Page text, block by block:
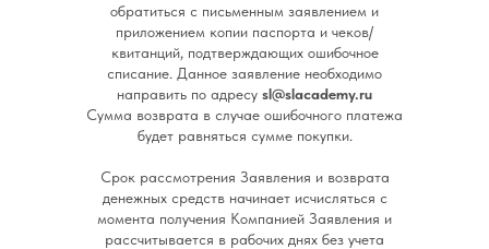
обратиться с письменным заявлением и
приложением копии паспорта и чеков/
квитанций, подтверждающих ошибочное
списание. Данное заявление необходимо
направить по адресу sl@slacademy.ru
Сумма возврата в случае ошибочного платежа
будет равняться сумме покупки.
Срок рассмотрения Заявления и возврата
денежных средств начинает исчисляться с
момента получения Компанией Заявления и
рассчитывается в рабочих днях без учета